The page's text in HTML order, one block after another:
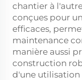
chantier à
conçues pour
efficaces,
maintenance
manière aussi
construction
d'une utilisation